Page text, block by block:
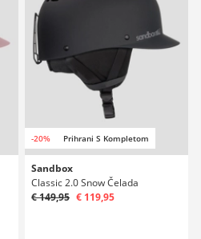
-20% Prihrani S Kompletom
Sandbox
Classic 2.0 Snow Čelada
€ 149,95 € 119,95